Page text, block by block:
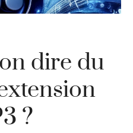
dire du
?